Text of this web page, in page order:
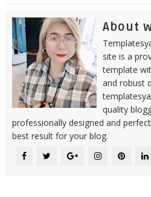
About
site is a
template
and robust
quality
professionally designed and
best result for your blog.